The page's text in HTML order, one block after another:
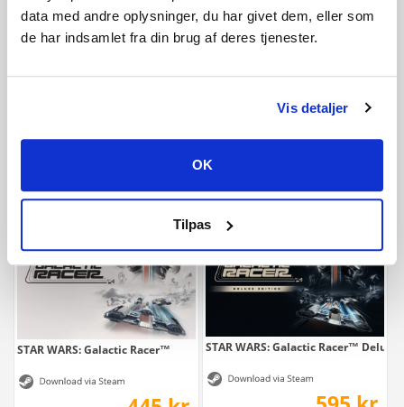
data med andre oplysninger, du har givet dem, eller som
de har indsamlet fra din brug af deres tjenester.
Vis detaljer
OK
Tilpas
669 kr.
STAR WARS: Galactic Racer™ STAR WARS: Galactic Racer™